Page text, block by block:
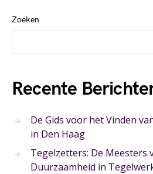
Zoeken
Recente
De Gids voor het Vinden
in Den Haag
Tegelzetters: De Meesters
Duurzaamheid in